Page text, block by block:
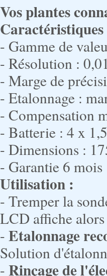
Vos plantes
- Gamme de
- Résolution :
- Marge de
- Etalonnage :
- Compensation
- Batterie : 4 x
- Dimensions :
- Garantie 6 mois
Utilisation :
- Tremper la
LCD affiche alors
- Etalonnage
Solution
- Rinçage de